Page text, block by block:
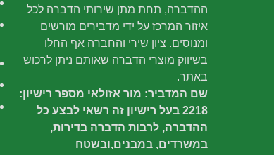
ההדברה, תחת מתן שירותי הדברה לכל
איזור המרכז על ידי מדבירים מורשים
ומנוסים. ציון שירי והחברה אף החלו
בשיווק מוצרי הדברה שאותם ניתן לרכוש
באתר.
שם המדביר: מור אזולאי מספר רישיון:
2218 בעל רישיון זה רשאי לבצע כל
ההדברה, לרבות הדברה בדירות,
במשרדים, במבנים,ובשטח